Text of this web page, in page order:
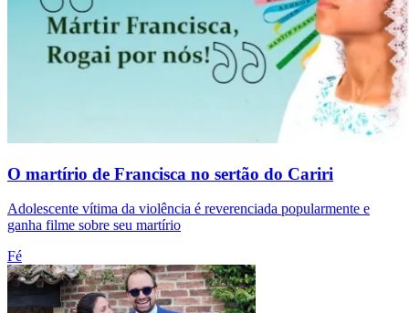
O martírio de Francisca no sertão do Cariri
Adolescente vítima da violência é reverenciada popularmente e
ganha filme sobre seu martírio
Fé